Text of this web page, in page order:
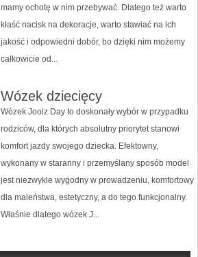
mamy ochotę w nim przebywać. Dlatego też warto
kłaść nacisk na dekoracje, warto stawiać na ich
jakość i odpowiedni dobór, bo dzięki nim możemy
całkowicie od...
Wózek dziecięcy
Wózek Joolz Day to doskonały wybór w przypadku
rodziców, dla których absolutny priorytet stanowi
komfort jazdy swojego dziecka. Efektowny,
wykonany w staranny i przemyślany sposób model
jest niezwykle wygodny w prowadzeniu, komfortowy
dla maleństwa, estetyczny, a do tego funkcjonalny.
Właśnie dlatego wózek J...